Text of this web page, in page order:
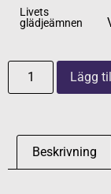
Livets
glädjeämnen
Lägg
Beskrivning